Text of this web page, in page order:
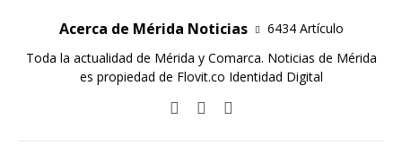
Acerca de Mérida Noticias
6434 Artículo
Toda la actualidad de Mérida y Comarca. Noticias de Mérida
es propiedad de Flovit.co Identidad Digital